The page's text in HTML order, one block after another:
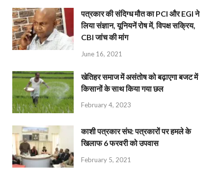
पत्रकार की संदिग्ध मौत का PCI और EGI ने
लिया संज्ञान, यूनियनें रोष में, विपक्ष सक्रिय,
CBI जांच की मांग
June 16, 2021
खेतिहर समाज में असंतोष को बढ़ाएगा बजट में
किसानों के साथ किया गया छल
February 4, 2023
काशी पत्रकार संघ: पत्रकारों पर हमले के
खिलाफ 6 फरवरी को उपवास
February 5, 2021